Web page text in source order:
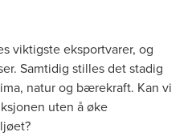
viktigste eksportvarer, og
Samtidig stilles det stadig
natur og bærekraft. Kan vi
uten å øke